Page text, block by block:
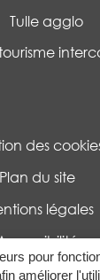
pour
améliorer
Tulle agglo
des
Plan du site
légales
de